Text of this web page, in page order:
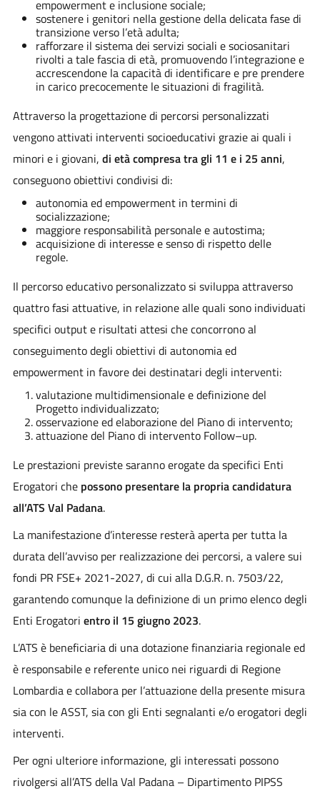
empowerment e inclusione sociale;
sostenere i genitori nella gestione della delicata fase di
transizione verso l’età adulta;
rafforzare il sistema dei servizi sociali e sociosanitari
rivolti a tale fascia di età, promuovendo l’integrazione e
accrescendone la capacità di identificare e pre prendere
in carico precocemente le situazioni di fragilità.
Attraverso la progettazione di percorsi personalizzati
vengono attivati interventi socioeducativi grazie ai quali i
minori e i giovani, di età compresa tra gli 11 e i 25 anni,
conseguono obiettivi condivisi di:
autonomia ed empowerment in termini di
socializzazione;
maggiore responsabilità personale e autostima;
acquisizione di interesse e senso di rispetto delle
regole.
Il percorso educativo personalizzato si sviluppa attraverso
quattro fasi attuative, in relazione alle quali sono individuati
specifici output e risultati attesi che concorrono al
conseguimento degli obiettivi di autonomia ed
empowerment in favore dei destinatari degli interventi:
valutazione multidimensionale e definizione del
Progetto individualizzato;
osservazione ed elaborazione del Piano di intervento;
attuazione del Piano di intervento Follow–up.
Le prestazioni previste saranno erogate da specifici Enti
Erogatori che possono presentare la propria candidatura
all’ATS Val Padana.
La manifestazione d’interesse resterà aperta per tutta la
durata dell’avviso per realizzazione dei percorsi, a valere sui
fondi PR FSE+ 2021-2027, di cui alla D.G.R. n. 7503/22,
garantendo comunque la definizione di un primo elenco degli
Enti Erogatori entro il 15 giugno 2023.
L’ATS è beneficiaria di una dotazione finanziaria regionale ed
è responsabile e referente unico nei riguardi di Regione
Lombardia e collabora per l’attuazione della presente misura
sia con le ASST, sia con gli Enti segnalanti e/o erogatori degli
interventi.
Per ogni ulteriore informazione, gli interessati possono
rivolgersi all’ATS della Val Padana – Dipartimento PIPSS